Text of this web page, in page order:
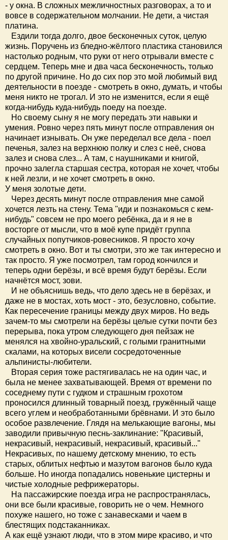
- у окна. В сложных межличностных разговорах, а то и
вовсе в содержательном молчании. Не дети, а чистая
платина.
Ездили тогда долго, двое бесконечных суток, целую
жизнь. Поручень из бледно-жёлтого пластика становился
настолько родным, что руки от него отрывали вместе с
сердцем. Теперь мне и два часа бесконечность, только
по другой причине. Но до сих пор это мой любимый вид
деятельности в поезде - смотреть в окно, думать, и чтобы
меня никто не трогал. И это не изменится, если я ещё
когда-нибудь куда-нибудь поеду на поезде.
Но своему сыну я не могу передать эти навыки и
умения. Ровно через пять минут после отправления он
начинает изнывать. Он уже переделал все дела - поел
печенья, залез на верхнюю полку и слез с неё, снова
залез и снова слез... А там, с наушниками и книгой,
прочно залегла старшая сестра, которая не хочет, чтобы
к ней лезли, и не хочет смотреть в окно.
У меня золотые дети.
Через десять минут после отправления мне самой
хочется лезть на стену. Тема "иди и познакомься с кем-
нибудь" совсем не про моего ребёнка, да и я не в
восторге от мысли, что в моё купе придёт группа
случайных попутчиков-ровесников. Я просто хочу
смотреть в окно. Вот и ты смотри, это же так интересно и
так просто. Я уже посмотрел, там город кончился и
теперь одни берёзы, и всё время будут берёзы. Если
начнётся мост, зови.
И не объяснишь ведь, что дело здесь не в берёзах, и
даже не в мостах, хоть мост - это, безусловно, событие.
Как пересечение границы между двух миров. Но ведь
зачем-то мы смотрели на берёзы целые сутки почти без
перерыва, пока утром следующего дня пейзаж не
менялся на хвойно-уральский, с голыми гранитными
скалами, на которых висели сосредоточенные
альпинисты-любители.
Вторая серия тоже растягивалась не на один час, и
была не менее захватывающей. Время от времени по
соседнему пути с гудком и страшным грохотом
проносился длинный товарный поезд, гружённый чаще
всего углем и необработанными брёвнами. И это было
особое развлечение. Глядя на мелькающие вагоны, мы
заводили привычную песнь-заклинание: "Красивый,
некрасивый, некрасивый, некрасивый, красивый..."
Некрасивых, по нашему детскому мнению, то есть
старых, облитых нефтью и мазутом вагонов было куда
больше. Но иногда попадались новенькие цистерны и
чистые холодные рефрижераторы.
На пассажирские поезда игра не распространялась,
они все были красивые, говорить не о чем. Немного
похуже нашего, но тоже с занавесками и чаем в
блестящих подстаканниках.
А как ещё узнают люди, что в этом мире красиво, и что